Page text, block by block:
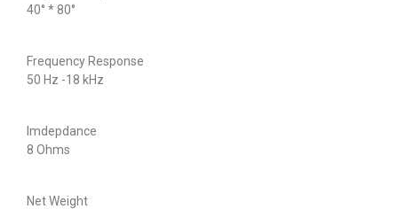
40° * 80°
Frequency Response
50 Hz -18 kHz
Imdepdance
8 Ohms
Net Weight